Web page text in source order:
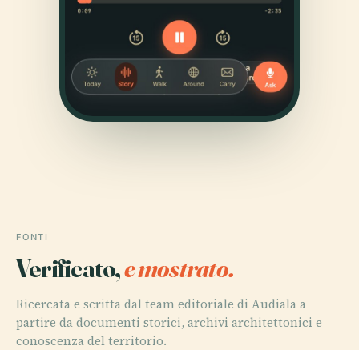
FONTI
Verificato,e mostrato.
Ricercata e scritta dal team editoriale di Audiala a
partire da documenti storici, archivi architettonici e
conoscenza del territorio.